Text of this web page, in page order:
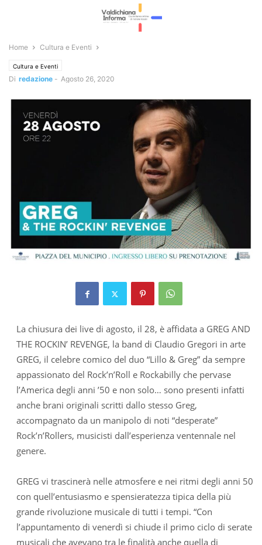
Home Cultura e Eventi
Cultura e Eventi
Di redazione - Agosto 26, 2020
La chiusura dei live di agosto, il 28, è affidata a GREG AND
THE ROCKIN’ REVENGE, la band di Claudio Gregori in arte
GREG, il celebre comico del duo “Lillo & Greg” da sempre
appassionato del Rock’n’Roll e Rockabilly che pervase
l’America degli anni ’50 e non solo… sono presenti infatti
anche brani originali scritti dallo stesso Greg,
accompagnato da un manipolo di noti “desperate”
Rock’n’Rollers, musicisti dall’esperienza ventennale nel
genere.
GREG vi trascinerà nelle atmosfere e nei ritmi degli anni 50
con quell’entusiasmo e spensieratezza tipica della più
grande rivoluzione musicale di tutti i tempi. “Con
l’appuntamento di venerdì si chiude il primo ciclo di serate
musicali che avevano tra le finalità anche quella di